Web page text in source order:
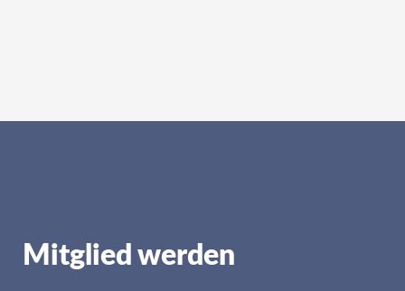
Mitglied werden